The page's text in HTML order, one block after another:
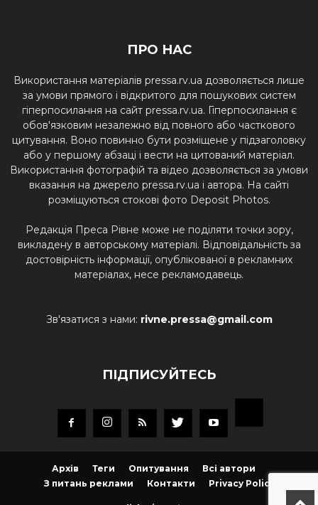
ПРО НАС
Використання матеріалів pressa.rv.ua дозволяється лише
за умови прямого і відкритого для пошукових систем
гіперпосилання на сайт pressa.rv.ua. Гіперпосилання є
обов'язковим незалежно від повного або часткового
цитування. Воно повинно бути розміщене у підзаголовку
або у першому абзаці і вести на цитований матеріал.
Використання фотографій та відео дозволяється за умови
вказання на джерело pressa.rv.ua і автора. На сайті
розміщуються стокові фото Deposit Photos.
Редакція Преса Рівне може не поділяти точки зору,
викладену в авторському матеріалі. Відповідальність за
достовірність інформації, опублікованої в рекламних
матеріалах, несе рекламодавець.
Зв'язатися з нами: rivne.pressa@gmail.com
ПІДПИСУЙТЕСЬ
Архів Теги Опитування
Всі автори
З питань реклами
Контакти Privacy Policy